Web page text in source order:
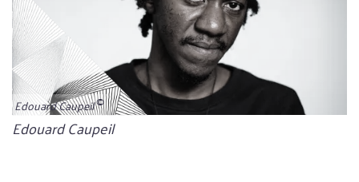
Edouard Caupeil
Bildunterschrift
Edouard Caupeil